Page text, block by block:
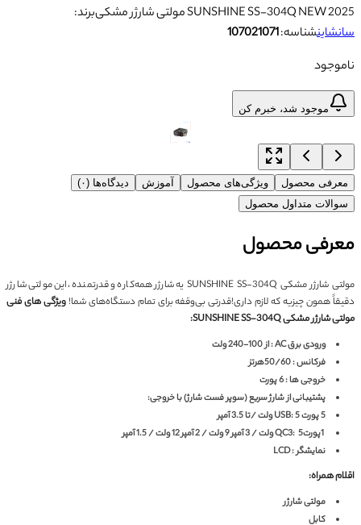
مولتی شارژر مشکی SUNSHINE SS-304Q NEW 2025
برند:
سانشاینشناسه:107021071
ناموجود
موجود شد، خبرم کن
معرفی محصول ویژگی‌های محصول آموزش
دیدگاه‌ها (۰)
سوالات متداول محصول
معرفی محصول
مولتی شارژر مشکی SUNSHINE SS-304Q یه شارژر همه‌کاره و قدرتمنده ،این مولتی شارژر
دقیقاً همون چیزیه که لازم داری!قدرتی بی‌وقفه برای تمام دستگاه‌های شما!ویژگی های فنی
مولتی شارژر مشکی SUNSHINE SS-304Q:
ورودی برق AC : از 100-240 ولت
فرکانس : 50/60هرتز
خروجی ها : 6 پورت
پشتیبانی از شارژ سریع (سوپر فست شارژ) با خروجی:
5 پورت USB:
5 ولت /تا 3.5 آمپر
1پورتQC3:
5 ولت / 3 آمپر 9 ولت / 2 آمپر
12 ولت / 1.5 آمپر
نمایشگر : LCD
اقلام همراه:
مولتی شارژر
کابل